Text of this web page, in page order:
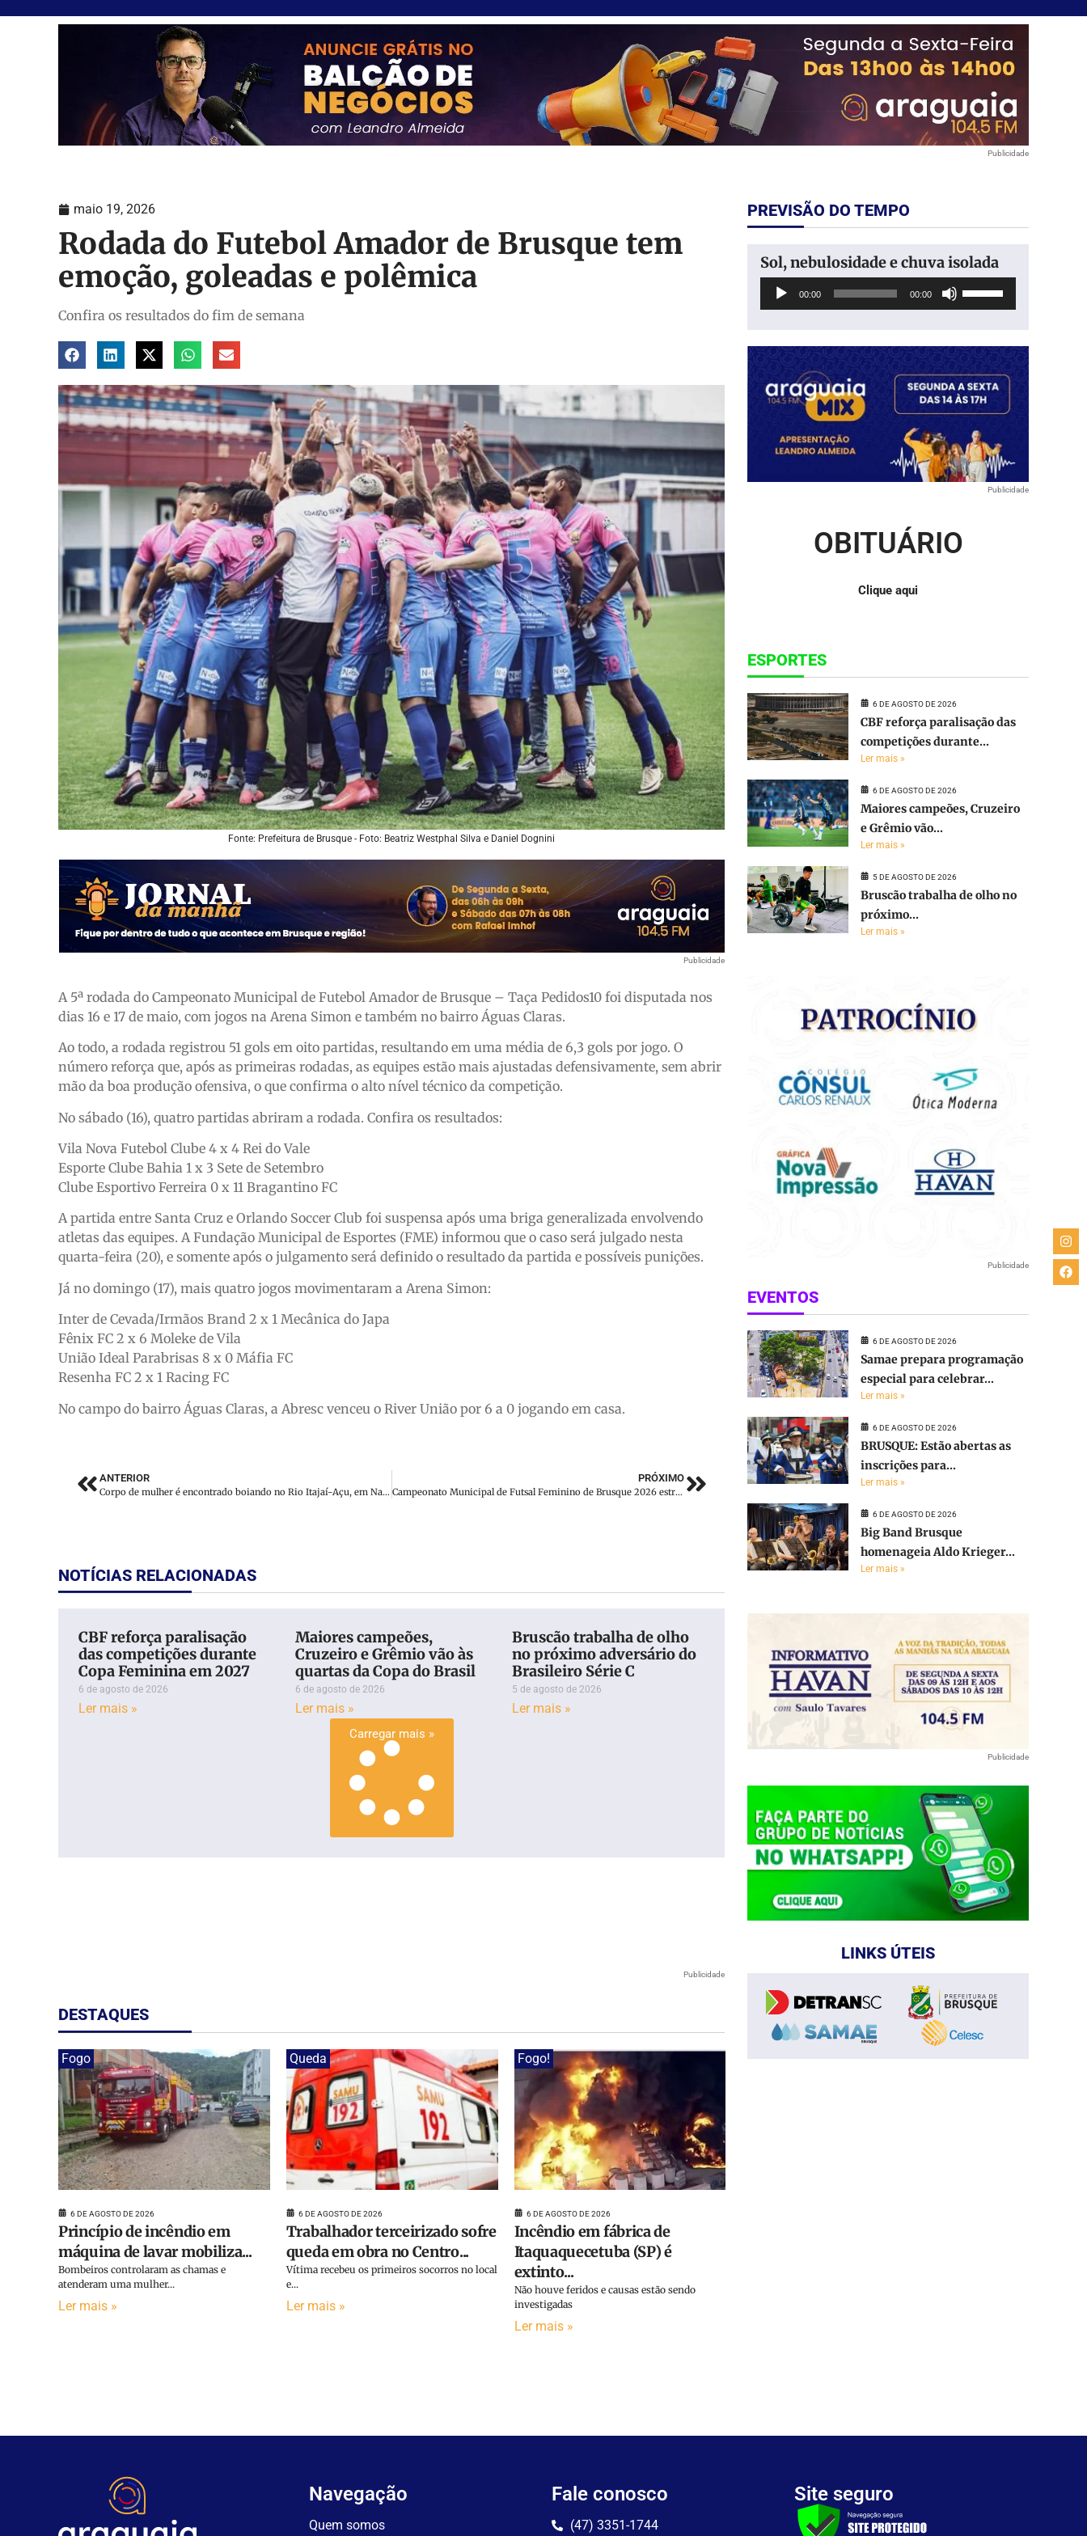
Publicidade
maio 19, 2026
Rodada do Futebol Amador de Brusque tem
emoção, goleadas e polêmica
Confira os resultados do fim de semana
Fonte: Prefeitura de Brusque - Foto: Beatriz Westphal Silva e Daniel Dognini
Publicidade
A 5ª rodada do Campeonato Municipal de Futebol Amador de Brusque – Taça Pedidos10 foi disputada nos
dias 16 e 17 de maio, com jogos na Arena Simon e também no bairro Águas Claras.
Ao todo, a rodada registrou 51 gols em oito partidas, resultando em uma média de 6,3 gols por jogo. O
número reforça que, após as primeiras rodadas, as equipes estão mais ajustadas defensivamente, sem abrir
mão da boa produção ofensiva, o que confirma o alto nível técnico da competição.
No sábado (16), quatro partidas abriram a rodada. Confira os resultados:
Vila Nova Futebol Clube 4 x 4 Rei do Vale
Esporte Clube Bahia 1 x 3 Sete de Setembro
Clube Esportivo Ferreira 0 x 11 Bragantino FC
A partida entre Santa Cruz e Orlando Soccer Club foi suspensa após uma briga generalizada envolvendo
atletas das equipes. A Fundação Municipal de Esportes (FME) informou que o caso será julgado nesta
quarta-feira (20), e somente após o julgamento será definido o resultado da partida e possíveis punições.
Já no domingo (17), mais quatro jogos movimentaram a Arena Simon:
Inter de Cevada/Irmãos Brand 2 x 1 Mecânica do Japa
Fênix FC 2 x 6 Moleke de Vila
União Ideal Parabrisas 8 x 0 Máfia FC
Resenha FC 2 x 1 Racing FC
No campo do bairro Águas Claras, a Abresc venceu o River União por 6 a 0 jogando em casa.
ANTERIOR
Corpo de mulher é encontrado boiando no Rio Itajaí-Açu, em Navegantes
PRÓXIMO
Campeonato Municipal de Futsal Feminino de Brusque 2026 estreia com muitos gols
NOTÍCIAS RELACIONADAS
CBF reforça paralisação
das competições durante
Copa Feminina em 2027
6 de agosto de 2026
Ler mais »
Maiores campeões,
Cruzeiro e Grêmio vão às
quartas da Copa do Brasil
6 de agosto de 2026
Ler mais »
Bruscão trabalha de olho
no próximo adversário do
Brasileiro Série C
5 de agosto de 2026
Ler mais »
Carregar mais »
Publicidade
DESTAQUES
Fogo
6 DE AGOSTO DE 2026
Princípio de incêndio em
máquina de lavar mobiliza...
Bombeiros controlaram as chamas e
atenderam uma mulher...
Ler mais »
Queda
6 DE AGOSTO DE 2026
Trabalhador terceirizado sofre
queda em obra no Centro...
Vítima recebeu os primeiros socorros no local
e...
Ler mais »
Fogo!
6 DE AGOSTO DE 2026
Incêndio em fábrica de
Itaquaquecetuba (SP) é
extinto...
Não houve feridos e causas estão sendo
investigadas
Ler mais »
PREVISÃO DO TEMPO
Sol, nebulosidade e chuva isolada
Tocador
00:00 00:00
cima
ou
para
baixo
aumentar
ou
diminuir
Publicidade
OBITUÁRIO
Clique aqui
ESPORTES
6 DE AGOSTO DE 2026
CBF reforça paralisação das
competições durante...
Ler mais »
6 DE AGOSTO DE 2026
Maiores campeões, Cruzeiro
e Grêmio vão...
Ler mais »
5 DE AGOSTO DE 2026
Bruscão trabalha de olho no
próximo...
Ler mais »
Publicidade
EVENTOS
6 DE AGOSTO DE 2026
Samae prepara programação
especial para celebrar...
Ler mais »
6 DE AGOSTO DE 2026
BRUSQUE: Estão abertas as
inscrições para...
Ler mais »
6 DE AGOSTO DE 2026
Big Band Brusque
homenageia Aldo Krieger...
Ler mais »
Publicidade
LINKS ÚTEIS
Navegação
Quem somos
Fale conosco
(47) 3351-1744
Site seguro